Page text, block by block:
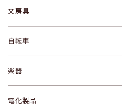
デスク / コンソール
ドレッサー
シェルフ
キュリオケース / 飾り棚
ピアス / イヤリング
バッグ
アウター
トップス
ワンピース
カップ / マグ
プレート / ボウル
カトラリー
ケトル / ティーポット
文房具
自転車
dahon
楽器
ギター
電化製品